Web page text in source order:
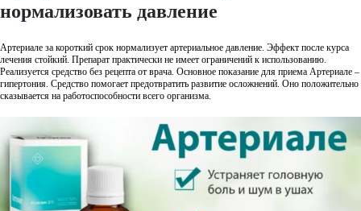
нормализовать давление
Артериале за короткий срок нормализует артериальное давление. Эффект после курса
лечения стойкий. Препарат практически не имеет ограничений к использованию.
Реализуется средство без рецепта от врача. Основное показание для приема Артериале –
гипертония. Средство помогает предотвратить развитие осложнений. Оно положительно
сказывается на работоспособности всего организма.